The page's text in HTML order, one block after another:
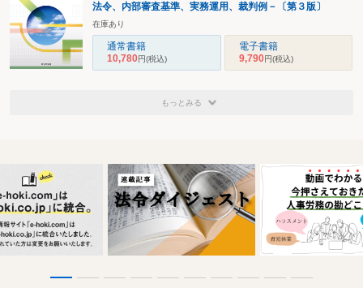
法令、内部審査基準、実務運用、裁判例－〔第３版〕
在庫あり
通常書籍
10,780円(税込)
電子書籍
9,790円(税込)
もっとみる